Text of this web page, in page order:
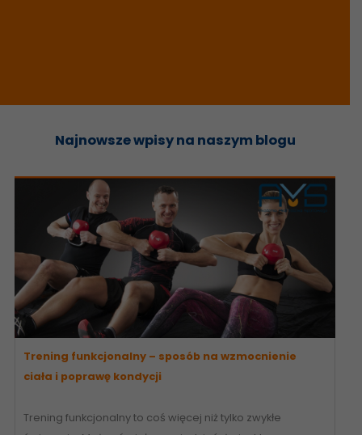
Najnowsze wpisy na naszym blogu
Trening funkcjonalny – sposób na wzmocnienie
ciała i poprawę kondycji
Trening funkcjonalny to coś więcej niż tylko zwykłe